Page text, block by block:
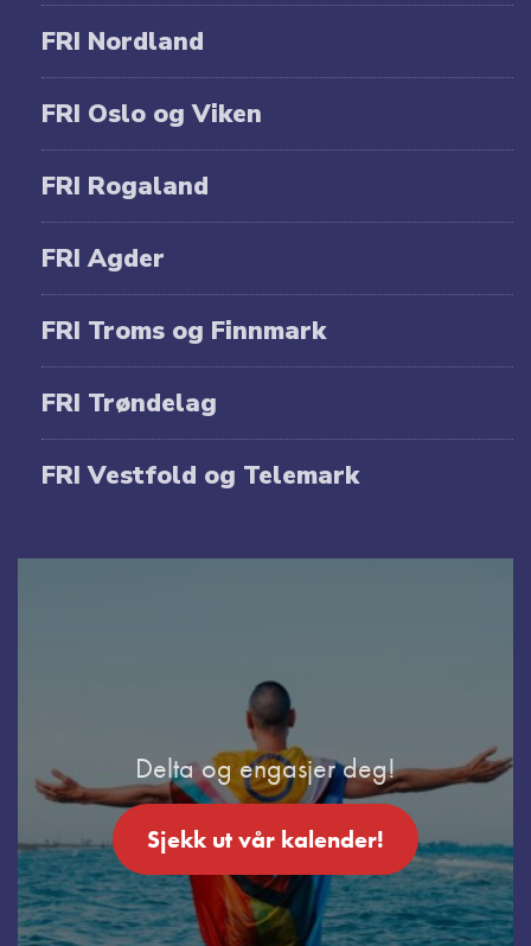
FRI Nordland
FRI Oslo og Viken
FRI Rogaland
FRI Agder
FRI Troms og Finnmark
FRI Trøndelag
FRI Vestfold og Telemark
Delta og engasjer deg!
Sjekk ut vår kalender!